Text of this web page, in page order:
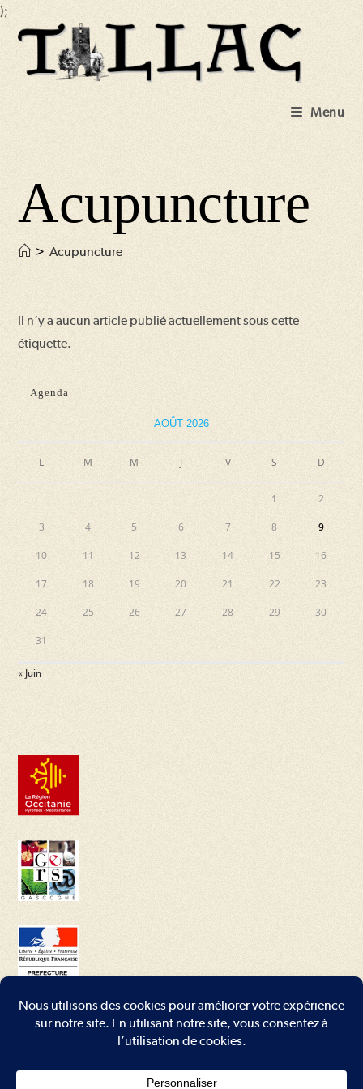
);
Skip
content
Menu
Acupuncture
> Acupuncture
Il n’y a aucun article publié actuellement sous cette
étiquette.
Agenda
AOÛT 2026
L M M J V S D
1 2
3 4 5 6 7 8 9
10 11 12 13 14 15 16
17 18 19 20 21 22 23
24 25 26 27 28 29 30
31
« Juin